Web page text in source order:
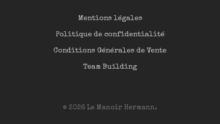
Mentions légales
Politique de confidentialité
Conditions Générales de Vente
Team Building
© 2026 Le Manoir Hermann.